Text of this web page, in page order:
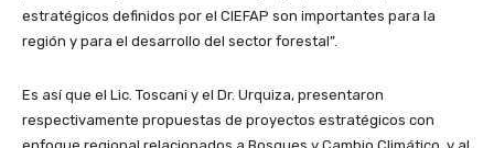
estratégicos definidos por el CIEFAP son importantes para la
región y para el desarrollo del sector forestal”.
Es así que el Lic. Toscani y el Dr. Urquiza, presentaron
respectivamente propuestas de proyectos estratégicos con